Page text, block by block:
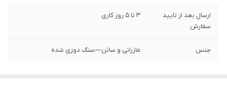
ارسال بعد از تایید
سفارش
3 تا 5 روز کاری
جنس مازراتی و ساتن—سنگ دوزی شده